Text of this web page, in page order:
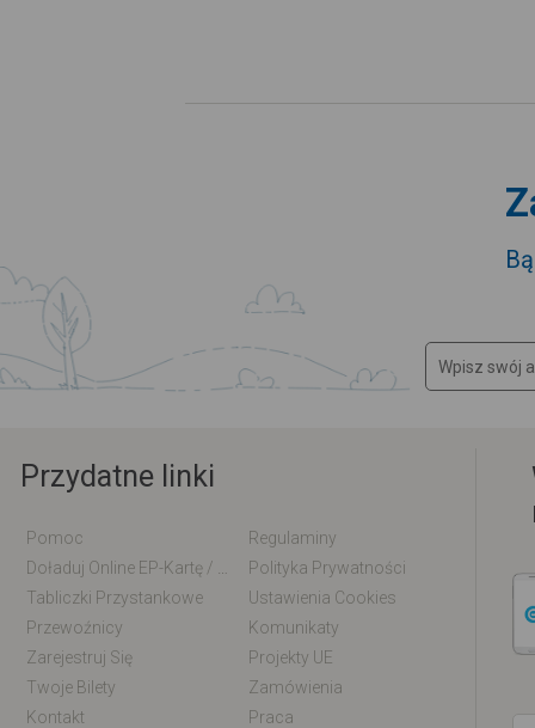
Przydatne linki
Pomoc
Regulaminy
Polityka Prywatności
Tabliczki Przystankowe
Ustawienia Cookies
Przewoźnicy
Komunikaty
Zarejestruj Się
Projekty UE
Twoje Bilety
Zamówienia
Kontakt
Praca